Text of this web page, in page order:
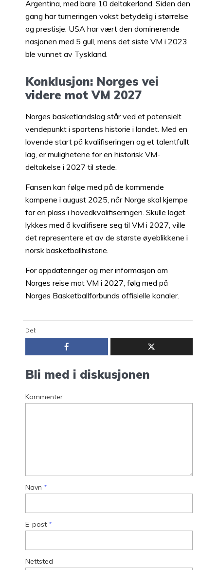
Argentina, med bare 10 deltakerland. Siden den
gang har turneringen vokst betydelig i størrelse
og prestisje. USA har vært den dominerende
nasjonen med 5 gull, mens det siste VM i 2023
ble vunnet av Tyskland.
Konklusjon: Norges vei
videre mot VM 2027
Norges basketlandslag står ved et potensielt
vendepunkt i sportens historie i landet. Med en
lovende start på kvalifiseringen og et talentfullt
lag, er mulighetene for en historisk VM-
deltakelse i 2027 til stede.
Fansen kan følge med på de kommende
kampene i august 2025, når Norge skal kjempe
for en plass i hovedkvalifiseringen. Skulle laget
lykkes med å kvalifisere seg til VM i 2027, ville
det representere et av de største øyeblikkene i
norsk basketballhistorie.
For oppdateringer og mer informasjon om
Norges reise mot VM i 2027, følg med på
Norges Basketballforbunds offisielle kanaler.
Del:
Bli med i diskusjonen
Kommenter
Navn *
E-post *
Nettsted